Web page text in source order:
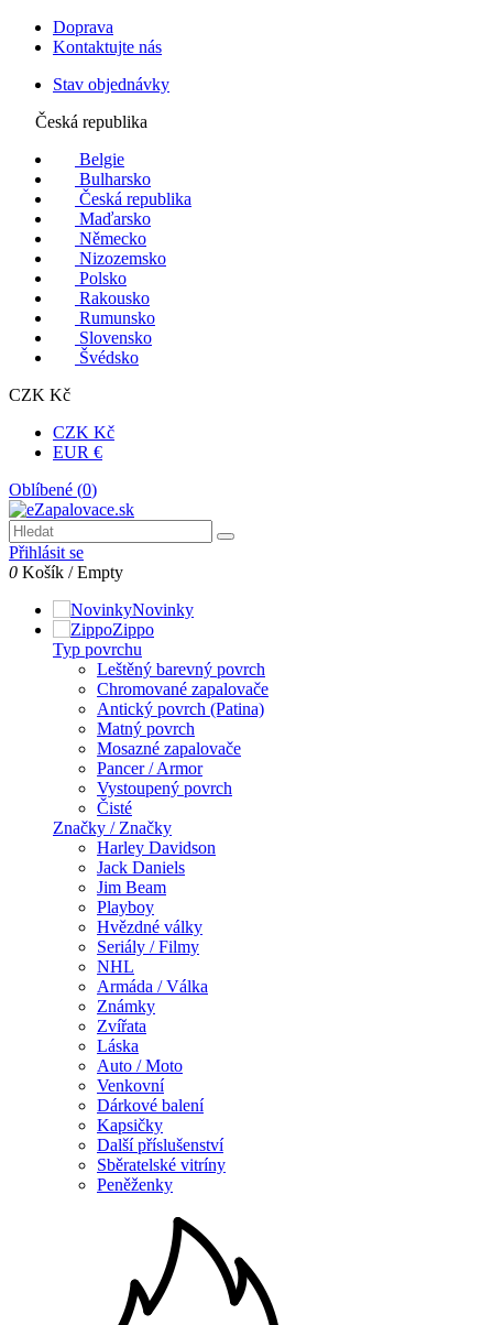
Doprava
Kontaktujte nás
Stav objednávky
Česká republika
Belgie
Bulharsko
Česká republika
Maďarsko
Německo
Nizozemsko
Polsko
Rakousko
Rumunsko
Slovensko
Švédsko
CZK Kč
CZK Kč
EUR €
Oblíbené (0)
Přihlásit se
0 Košík /Empty
Novinky
Zippo
Typ povrchu
Leštěný barevný povrch
Chromované zapalovače
Antický povrch (Patina)
Matný povrch
Mosazné zapalovače
Pancer / Armor
Vystoupený povrch
Čisté
Značky / Značky
Harley Davidson
Jack Daniels
Jim Beam
Playboy
Hvězdné války
Seriály / Filmy
NHL
Armáda / Válka
Známky
Zvířata
Láska
Auto / Moto
Venkovní
Dárkové balení
Kapsičky
Další příslušenství
Sběratelské vitríny
Peněženky